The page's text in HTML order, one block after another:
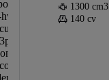
1300 cm3
140 cv